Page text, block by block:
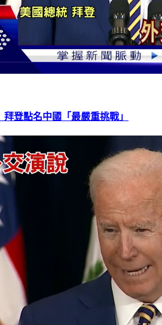
登點名中國「最嚴重挑戰」